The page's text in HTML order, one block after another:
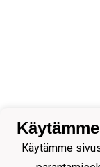
Käytämme